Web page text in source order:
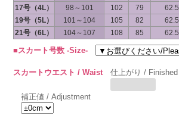
17号（4L）
98～101 102 79 62.5
19号（5L）
101～104 105 82 62.5
21号（6L）
104～107 108 85 62.5
■スカート号数 -Size-
スカートウエスト / Waist 仕上がり / Finished
補正値 / Adjustment